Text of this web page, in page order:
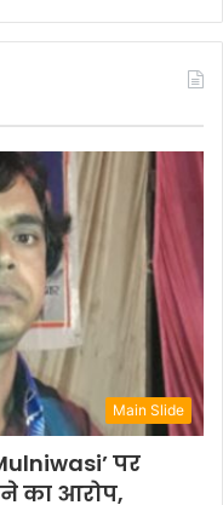
Main Slide
पर
का आरोप,